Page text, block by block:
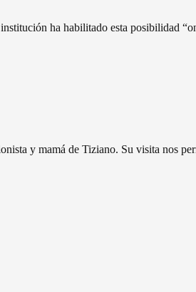
ha habilitado esta posibilidad
y mamá de Tiziano. Su visita nos